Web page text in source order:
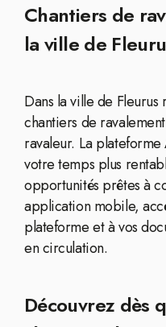
Chantiers de
la ville de
Dans la ville de
chantiers de
ravaleur. La
votre temps plus
opportunités prêtes à
application mobile,
plateforme et à vos
en circulation.
Découvrez dès